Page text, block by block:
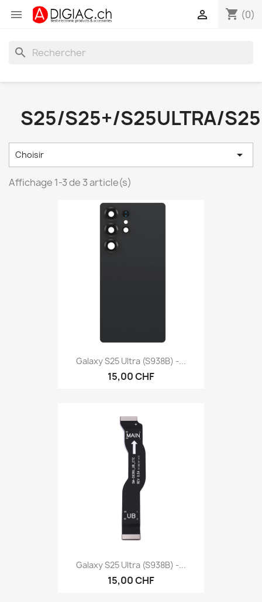
 shopping_cart (0)

search
S25/S25+/S25ULTRA/
Choisir 
Affichage 1-3 de 3 article(s)
Galaxy S25 Ultra (S938B) -...
15,00 CHF
Galaxy S25 Ultra (S938B) -...
15,00 CHF